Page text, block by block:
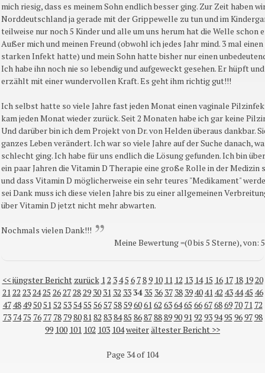
mich riesig, dass es meinem Sohn endlich besser ging. Zur Zeit haben
Norddeutschland ja gerade mit der Grippewelle zu tun und im
teilweise nur noch 5 Kinder und alle um uns herum hat die Welle schon
Außer mich und meinen Freund (obwohl ich jedes Jahr mind. 3 mal
starken Infekt hatte) und mein Sohn hatte bisher nur einen
Ich habe ihn noch nie so lebendig und aufgeweckt gesehen. Er hüpft
erzählt mit einer wundervollen Kraft. Es geht ihm richtig gut!!!
Ich selbst hatte so viele Jahre fast jeden Monat einen vaginale
kam jeden Monat wieder zurück. Seit 2 Monaten habe ich gar keine
Und darüber bin ich dem Projekt von Dr. von Helden überaus dankbar.
ganzes Leben verändert. Ich war so viele Jahre auf der Suche danach,
schlecht ging. Ich habe für uns endlich die Lösung gefunden. Ich bin
ein paar Jahren die Vitamin D Therapie eine große Rolle in der Medizin
und dass Vitamin D möglicherweise ein sehr teures "Medikament"
sei Dank muss ich diese vielen Jahre bis zu einer allgemeinen
über Vitamin D jetzt nicht mehr abwarten.
Nochmals vielen Dank!!!
Meine Bewertung =(0 bis 5 Sterne), von:
<< jüngster Bericht zurück 12 345 6 789 10 11 12 13 14 15 16 17 18 1920
2122 232425 26272829 30 31 32 3334 35 36 37 38 39404142 434445 46
474849505152 535455 56575859606162 636465 66676869 70 71 72
73 74 75 76 77 78 79808182 838485 86878889909192 939495 969798
99 100 101 102 103 104weiterältester Bericht >>
Page 34 of 104